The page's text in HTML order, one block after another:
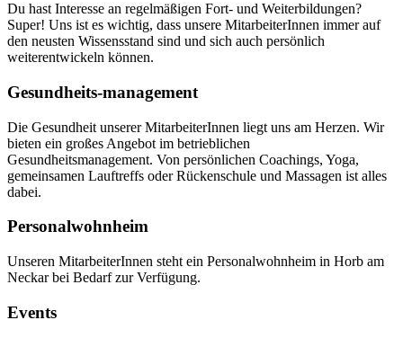
Du hast Interesse an regelmäßigen Fort- und Weiterbildungen?
Super! Uns ist es wichtig, dass unsere MitarbeiterInnen immer auf
den neusten Wissensstand sind und sich auch persönlich
weiterentwickeln können.
Gesundheits-management
Die Gesundheit unserer MitarbeiterInnen liegt uns am Herzen. Wir
bieten ein großes Angebot im betrieblichen
Gesundheitsmanagement. Von persönlichen Coachings, Yoga,
gemeinsamen Lauftreffs oder Rückenschule und Massagen ist alles
dabei.
Personalwohnheim
Unseren MitarbeiterInnen steht ein Personalwohnheim in Horb am
Neckar bei Bedarf zur Verfügung.
Events